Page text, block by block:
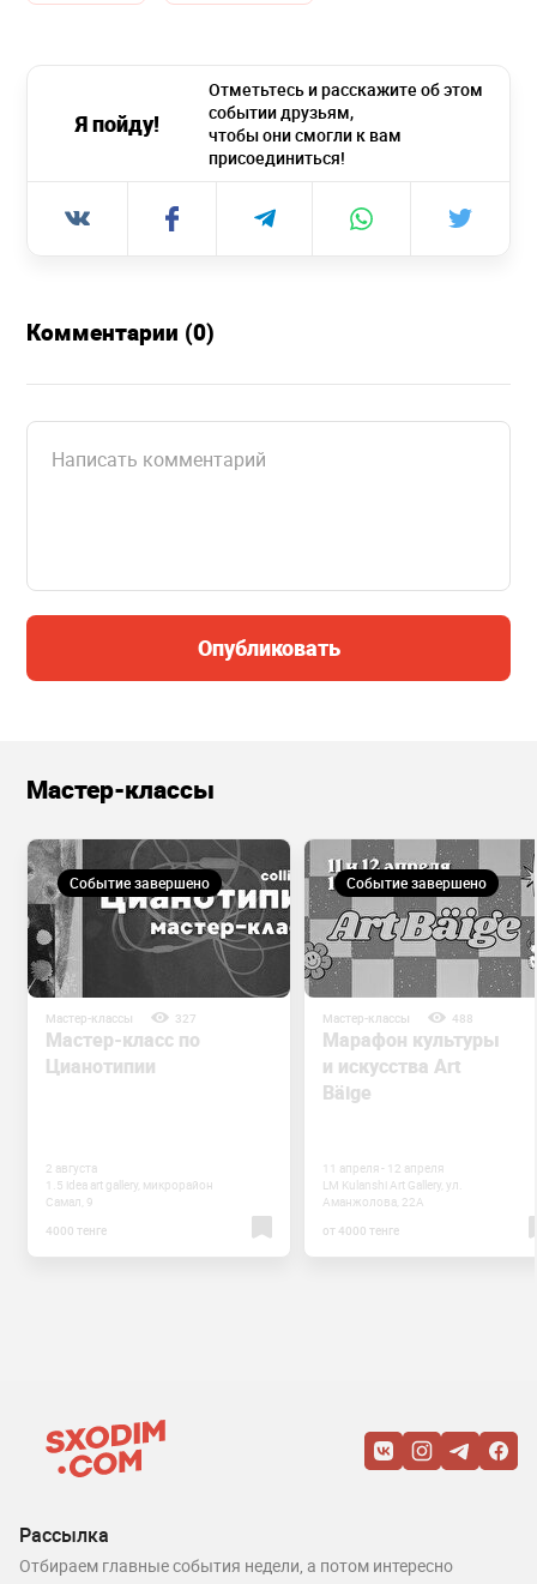
Я пойду!
Отметьтесь и расскажите об этом
событии друзьям,
чтобы они смогли к вам
присоединиться!
Комментарии (0)
Опубликовать
Мастер-классы
Событие завершено
Мастер-классы 327
Мастер-класс по
Цианотипии
2 августа
1.5 idea art gallery, микрорайон
Самал, 9
4000 тенге
Событие завершено
Мастер-классы 488
Марафон культуры
и искусства Art
Bäige
11 апреля - 12 апреля
LM Kulanshi Art Gallery, ул.
Аманжолова, 22А
от 4000 тенге
Рассылка
Отбираем главные события недели, а потом интересно